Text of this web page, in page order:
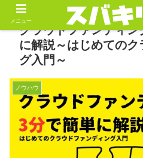
クラウドファンディ
に解説～はじめての
グ入門～
ノウハウ
メニュー